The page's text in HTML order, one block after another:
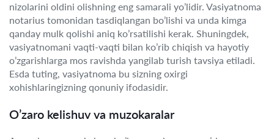
nizolarini oldini olishning eng samarali yo’lidir. Vasiyatnoma
notarius tomonidan tasdiqlangan bo’lishi va unda kimga
qanday mulk qolishi aniq ko’rsatilishi kerak. Shuningdek,
vasiyatnomani vaqti-vaqti bilan ko’rib chiqish va hayotiy
o’zgarishlarga mos ravishda yangilab turish tavsiya etiladi.
Esda tuting, vasiyatnoma bu sizning oxirgi
xohishlaringizning qonuniy ifodasidir.
O’zaro kelishuv va muzokaralar